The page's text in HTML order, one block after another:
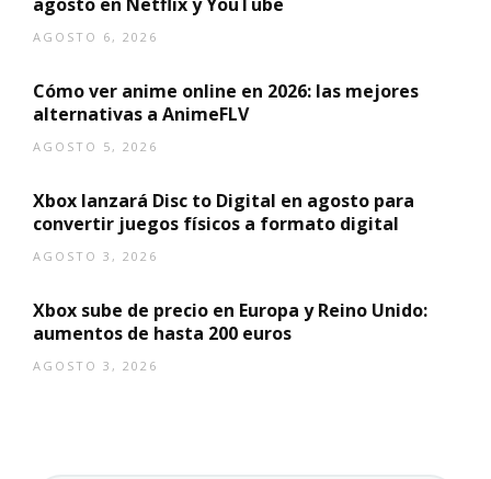
AGOSTO 6, 2026
Cómo ver anime online en 2026: las mejores
alternativas a AnimeFLV
AGOSTO 5, 2026
Xbox lanzará Disc to Digital en agosto para
convertir juegos físicos a formato digital
AGOSTO 3, 2026
Xbox sube de precio en Europa y Reino Unido:
aumentos de hasta 200 euros
AGOSTO 3, 2026